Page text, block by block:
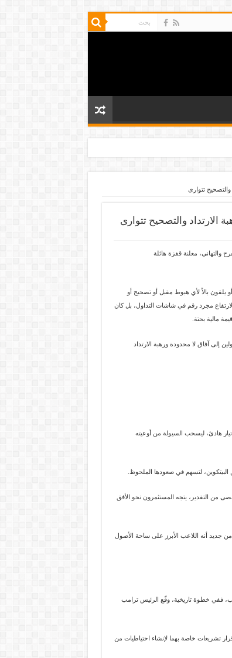
والتصحيح تتوارى
الارتداد والتصحيح تتوارى
بضجيج الفرح والتهاني، معلنة قفزة هائلة
يلقون بالاً لأي هبوط مقبل أو تصحيح أو
مجرد رقم في شاشات التداول، بل كان
مالية بحتة.
إلى آفاق لا محدودة ورهبة الارتداد
هادئ، ليسحب السيولة من أوعيته
لتسهم في صعودها الملحوظ.
من التقدير، يتجه المستثمرون نحو الأفق
التي تم جنيها وقوداً دفع البيتكوين ليتجاوز حاجز الـ $122,600، ليثبت من جديد أنه اللاعب الأبرز على ساحة الأصول
ففي خطوة تاريخية، وقّع الرئيس ترامب
تشريعات خاصة بهما لإنشاء احتياطيات من